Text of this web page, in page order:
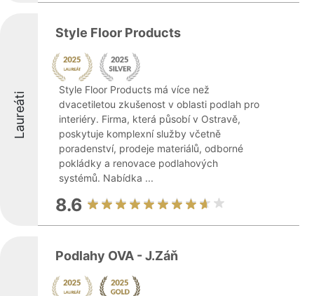
Laureáti
Style Floor Products
Style Floor Products má více než
dvacetiletou zkušenost v oblasti podlah pro
interiéry. Firma, která působí v Ostravě,
poskytuje komplexní služby včetně
poradenství, prodeje materiálů, odborné
pokládky a renovace podlahových
systémů. Nabídka ...
8.6
Podlahy OVA - J.Záň